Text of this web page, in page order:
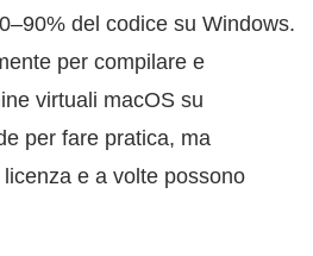
del codice su Windows.
per compilare e
virtuali macOS su
per fare pratica, ma
e a volte possono